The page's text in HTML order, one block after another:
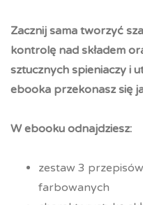
Zacznij sama tworzyć
kontrolę nad składem
sztucznych spieniaczy i
ebooka przekonasz się
W ebooku odnajdziesz:
zestaw 3
farbowanych